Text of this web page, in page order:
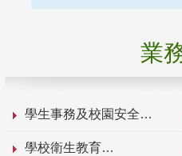
業
學生事務及校園安全
學校衛生教育